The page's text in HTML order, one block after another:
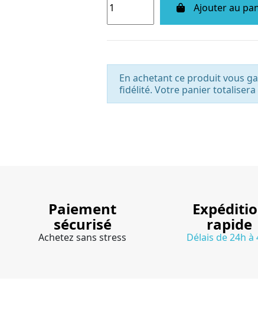
Ajouter au
En achetant ce produit vous
fidélité. Votre panier totalisera
Paiement
sécurisé
Achetez sans stress
rapide
Délais de 24h à